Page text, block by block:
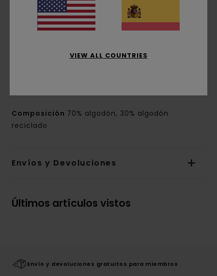
monedas
Bolsillos traseros de ojal
Longitud:largo corto de 15.7"
parche con el logo del árbol en la
Composición 70% algodón, 30% algodón
reciclado
Envíos y Devoluciones
Últimos artículos vistos
Envío y devoluciones gratuitos para miembros
VIEW ALL COUNTRIES